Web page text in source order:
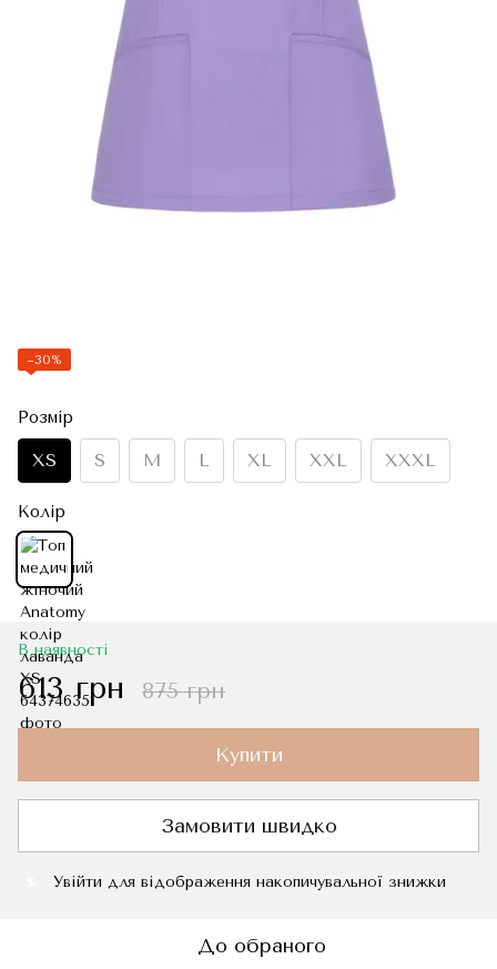
−30%
Розмір
XS S M L XL XXL XXXL
Колір
В наявності
613 грн 875 грн
Купити
Замовити швидко
Увійти для відображення накопичувальної знижки
До обраного